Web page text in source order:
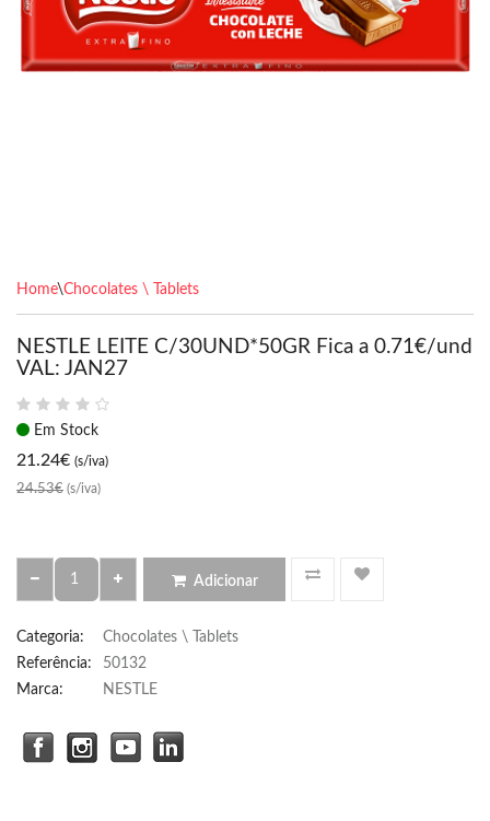
Home\Chocolates \ Tablets
NESTLE LEITE C/30UND*50GR Fica a 0.71€/und
VAL: JAN27
Em Stock
21.24€ (s/iva)
24.53€ (s/iva)
Adicionar
Categoria:
Chocolates \ Tablets
Referência:
50132
Marca:
NESTLE